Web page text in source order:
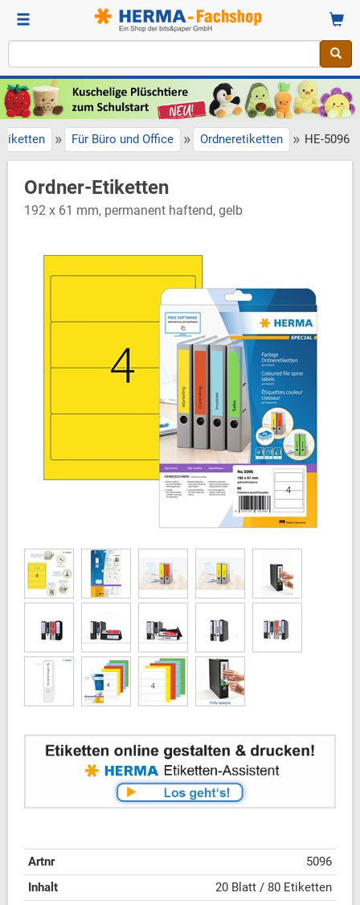
» Für Büro und Office » Ordneretiketten » HE-5096
Ordner-Etiketten
192 x 61 mm, permanent haftend, gelb
Artnr
5096
Inhalt
20 Blatt / 80 Etiketten